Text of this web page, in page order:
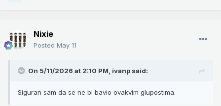
Nixie
Posted May 11
On 5/11/2026 at 2:10 PM, ivanp said:
Siguran sam da se ne bi bavio ovakvim glupostima.